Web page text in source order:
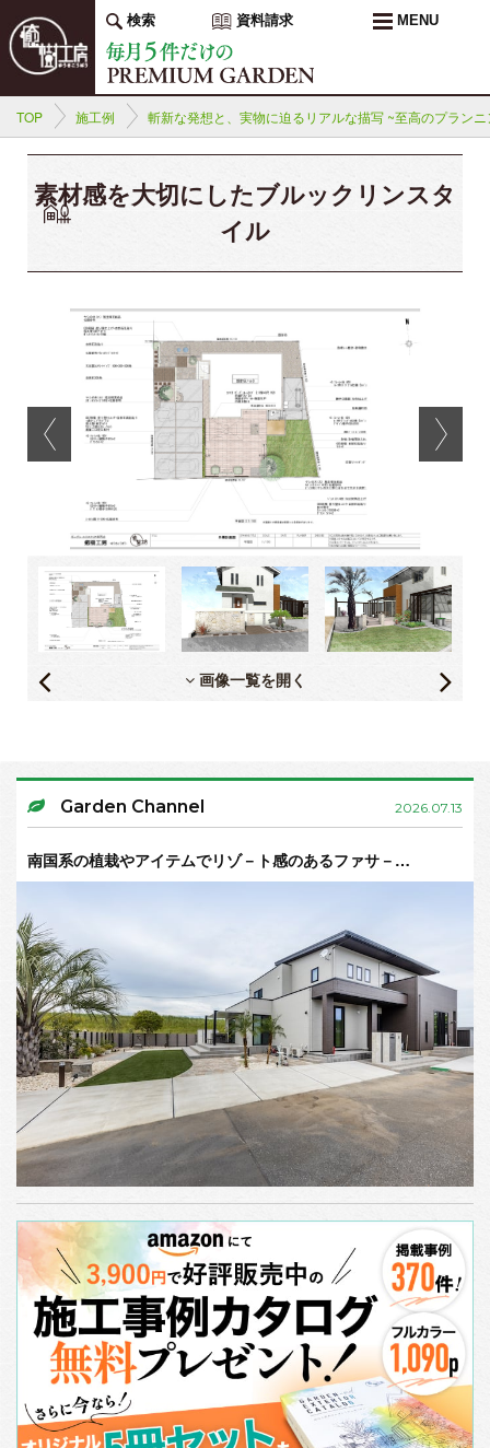
検索 資料請求 MENU
TOP 施工例 斬新な発想と、実物に迫るリアルな描写 ~至高のプラン
素材感を大切にしたブルックリンスタ
イル
画像一覧を開く
Garden Channel 2026.07.13
南国系の植栽やアイテムでリゾ－ト感のあるファサ－…